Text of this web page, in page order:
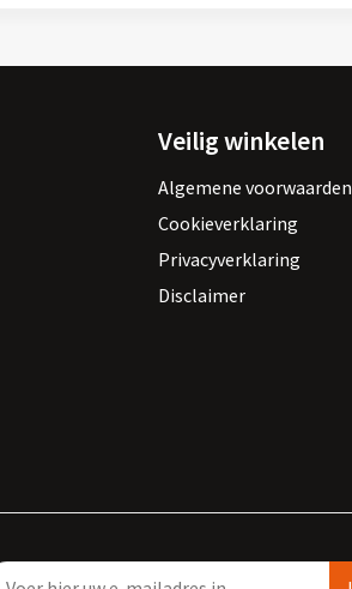
Veilig winkelen
Algemene voorwaarden
Cookieverklaring
Privacyverklaring
Disclaimer